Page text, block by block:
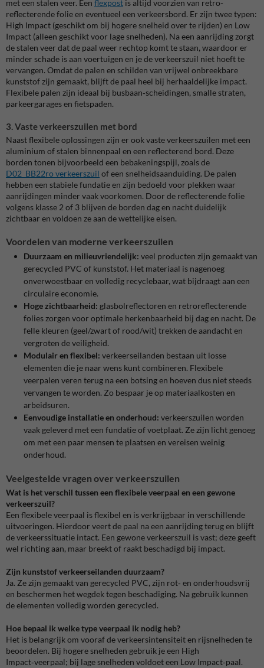
met een stalen veer. Een flexpost is altijd voorzien van retro-
reflecterende folie en eventueel een verkeersbord. Er zijn twee typen:
High Impact (geschikt om bij hogere snelheid over te rijden) en Low
Impact (alleen geschikt voor lage snelheden). Na een aanrijding zorgt
de stalen veer dat de paal weer rechtop komt te staan, waardoor er
minder schade is aan voertuigen en je de verkeerszuil niet hoeft te
vervangen. Omdat de palen en schilden van vrijwel onbreekbare
kunststof zijn gemaakt, blijft de paal heel bij herhaaldelijke impact.
Flexibele palen zijn ideaal bij busbaan‑scheidingen, smalle straten,
parkeergarages en fietspaden.
3. Vaste verkeerszuilen met bord
Naast flexibele oplossingen zijn er ook vaste verkeerszuilen met een
aluminium of stalen binnenpaal en een reflecterend bord. Deze
borden tonen bijvoorbeeld een bebakeningspijl, zoals de
D02_BB22ro verkeerszuil of een snelheidsaanduiding. De palen
hebben een stabiele fundatie en zijn bedoeld voor plekken waar
aanrijdingen minder vaak voorkomen. Door de reflecterende folie
volgens klasse 2 of 3 blijven de borden dag en nacht duidelijk
zichtbaar en voldoen ze aan de wettelijke eisen.
Voordelen van moderne verkeerszuilen
Duurzaam en milieuvriendelijk: veel producten zijn gemaakt van
gerecycled PVC of kunststof. Het materiaal is nagenoeg
onverwoestbaar en volledig recyclebaar, wat bijdraagt aan een
circulaire economie.
Hoge zichtbaarheid: glasbolreflectoren en retroreflecterende
folies zorgen voor optimale herkenbaarheid bij dag en nacht. De
felle kleuren (geel/zwart of rood/wit) trekken de aandacht en
vergroten de veiligheid.
Modulair en flexibel: verkeerseilanden bestaan uit losse
elementen die je naar wens kunt combineren. Flexibele
veerpalen veren terug na een botsing en hoeven dus niet steeds
vervangen te worden. Zo bespaar je op materiaalkosten en
arbeidsuren.
Eenvoudige installatie en onderhoud: verkeerszuilen worden
vaak geleverd met een fundatie of voetplaat. Ze zijn licht genoeg
om met een paar mensen te plaatsen en vereisen weinig
onderhoud.
Veelgestelde vragen over verkeerszuilen
Wat is het verschil tussen een flexibele veerpaal en een gewone
verkeerszuil?
Een flexibele veerpaal is flexibel en is verkrijgbaar in verschillende
uitvoeringen. Hierdoor veert de paal na een aanrijding terug en blijft
de verkeerssituatie intact. Een gewone verkeerszuil is vast; deze geeft
wel richting aan, maar breekt of raakt beschadigd bij impact.
Zijn kunststof verkeerseilanden duurzaam?
Ja. Ze zijn gemaakt van gerecycled PVC, zijn rot‑ en onderhoudsvrij
en beschermen het wegdek tegen beschadiging. Na gebruik kunnen
de elementen volledig worden gerecycled.
Hoe bepaal ik welke type veerpaal ik nodig heb?
Het is belangrijk om vooraf de verkeersintensiteit en rijsnelheden te
beoordelen. Bij hogere snelheden gebruik je een High
Impact‑veerpaal; bij lage snelheden voldoet een Low Impact‑paal.